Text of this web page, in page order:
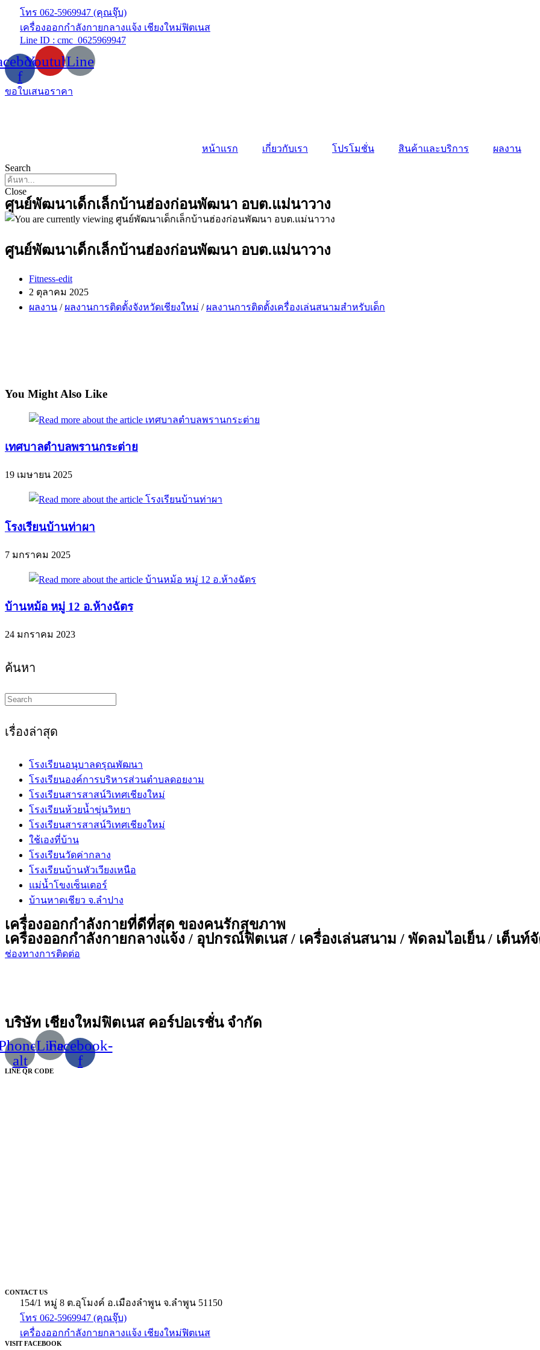
Skip
content
โทร 062-5969947 (คุณจุ๊บ)
เครื่องออกกำลังกายกลางแจ้ง เชียงใหม่ฟิตเนส
Line ID : cmc_0625969947
f
YoutubeLine
ขอใบเสนอราคา
หน้าแรก เกี่ยวกับเรา โปรโมชั่น สินค้าและบริการ ผลงาน
Search
Close
ศูนย์พัฒนาเด็กเล็กบ้านฮ่องก่อนพัฒนา อบต.แม่นาวาง
ศูนย์พัฒนาเด็กเล็กบ้านฮ่องก่อนพัฒนา อบต.แม่นาวาง
Post
author:
Fitness-edit
Post
published:
2 ตุลาคม 2025
Post
category:
ผลงาน / ผลงานการติดตั้งจังหวัดเชียงใหม่ / ผลงานการติดตั้งเครื่องเล่นสนามสำหรับเด็ก
You Might Also Like
เทศบาลตำบลพรานกระต่าย
19 เมษายน 2025
โรงเรียนบ้านท่าผา
7 มกราคม 2025
บ้านหม้อ หมู่ 12 อ.ห้างฉัตร
24 มกราคม 2023
ค้นหา
Search
this
เรื่องล่าสุด
โรงเรียนอนุบาลดรุณพัฒนา
โรงเรียนองค์การบริหารส่วนตำบลดอยงาม
โรงเรียนสารสาสน์วิเทศเชียงใหม่
โรงเรียนห้วยน้ำขุ่นวิทยา
โรงเรียนสารสาสน์วิเทศเชียงใหม่
ใช้เองที่บ้าน
โรงเรียนวัดค่ากลาง
โรงเรียนบ้านหัวเวียงเหนือ
แม่น้ำโขงเซ็นเตอร์
บ้านหาดเชียว จ.ลำปาง
เครื่องออกกำลังกายที่ดีที่สุด ของคนรักสุขภาพ
เครื่องออกกำลังกายกลางแจ้ง / อุปกรณ์ฟิตเนส / เครื่องเล่นสนาม / พัดลมไอเย็น / เต็นท์
ช่องทางการติดต่อ
บริษัท เชียงใหม่ฟิตเนส คอร์ปอเรชั่น จำกัด
alt
Line
Facebook-
f
LINE QR CODE
CONTACT US
154/1 หมู่ 8 ต.อุโมงค์ อ.เมืองลำพูน จ.ลำพูน 51150
โทร 062-5969947 (คุณจุ๊บ)
เครื่องออกกำลังกายกลางแจ้ง เชียงใหม่ฟิตเนส
VISIT FACEBOOK